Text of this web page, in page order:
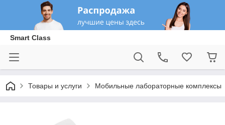
Smart Class
Товары и услуги Мобильные лабораторные комплексы